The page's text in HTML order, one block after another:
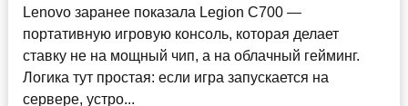
Lenovo заранее показала Legion C700 —
портативную игровую консоль, которая делает
ставку не на мощный чип, а на облачный гейминг.
Логика тут простая: если игра запускается на
сервере, устро...